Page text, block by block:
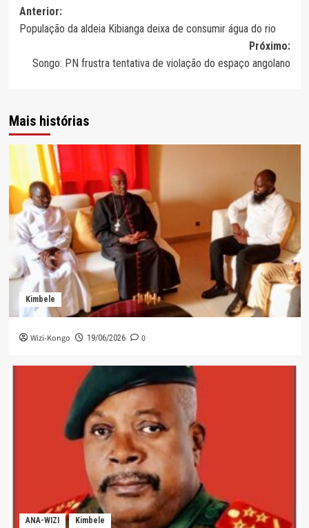
Navegação
de
artigos
Anterior:
População da aldeia Kibianga deixa de consumir água do rio
Próximo:
Songo: PN frustra tentativa de violação do espaço angolano
Mais histórias
Kimbele
Wizi-Kongo 19/06/2026 0
ANA-WIZI Kimbele